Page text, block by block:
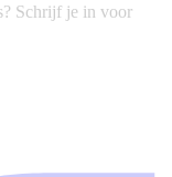
Schrijf je in voor